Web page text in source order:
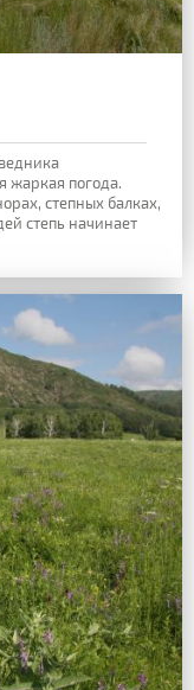
жаркая погода.
степных балках,
степь начинает